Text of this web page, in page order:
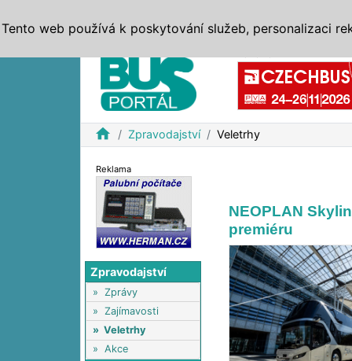
home Zpravodajství Veletrhy
Reklama
Zpravodajství
» Zprávy
» Zajímavosti
» Veletrhy
» Akce
NEOPLAN
premiéru
Tento web používá k poskytování služeb, personalizaci